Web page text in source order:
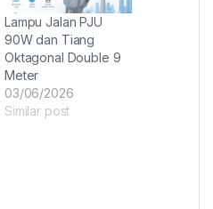
Lampu Jalan PJU
90W dan Tiang
Oktagonal Double 9
Meter
03/06/2026
Similar post